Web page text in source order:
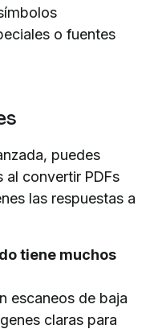
o fuentes
puedes
convertir PDFs
las respuestas a
tiene muchos
escaneos de baja
claras para